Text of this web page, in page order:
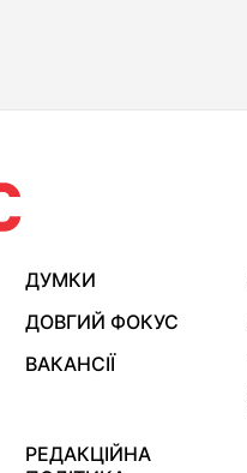
ДУМКИ
ДОВГИЙ ФОКУС
ВАКАНСІЇ
РЕДАКЦІЙНА